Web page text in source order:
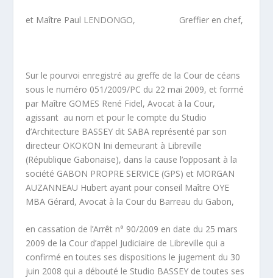
et Maître Paul LENDONGO, Greffier en chef,
Sur le pourvoi enregistré au greffe de la Cour de céans
sous le numéro 051/2009/PC du 22 mai 2009, et formé
par Maître GOMES René Fidel, Avocat à la Cour,
agissant au nom et pour le compte du Studio
d’Architecture BASSEY dit SABA représenté par son
directeur OKOKON Ini demeurant à Libreville
(République Gabonaise), dans la cause l’opposant à la
société GABON PROPRE SERVICE (GPS) et MORGAN
AUZANNEAU Hubert ayant pour conseil Maître OYE
MBA Gérard, Avocat à la Cour du Barreau du Gabon,
en cassation de l’Arrêt n° 90/2009 en date du 25 mars
2009 de la Cour d’appel Judiciaire de Libreville qui a
confirmé en toutes ses dispositions le jugement du 30
juin 2008 qui a débouté le Studio BASSEY de toutes ses